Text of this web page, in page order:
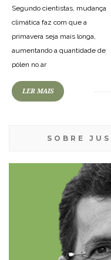
Segundo cientistas, mudança
climática faz com que a
primavera seja mais longa,
aumentando a quantidade de
pólen no ar
LER MAIS
SOBRE